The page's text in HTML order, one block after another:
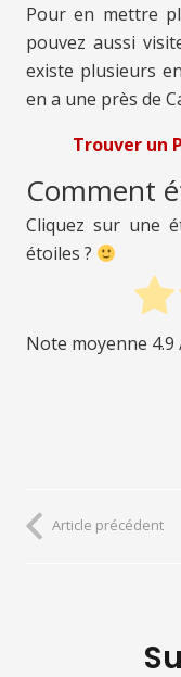
Pour en mettre
pouvez aussi
existe plusieurs
en a une près de
Trouver un
Comment
Cliquez sur une
étoiles ?
Note moyenne 4.9
Article précédent